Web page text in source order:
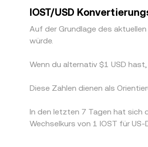
IOST/USD
Auf der Grundlage des
würde.
Wenn du alternativ $1 USD
Diese Zahlen dienen als
In den letzten 7 Tagen hat sich
Wechselkurs von 1 IOST für